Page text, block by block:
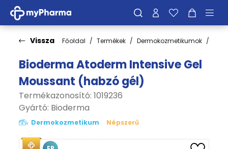
Vissza Főoldal Termékek Dermokozmetikumok
Bioderma Atoderm Intensive Gel
Moussant (habzó gél)
Termékazonosító: 1019236
Gyártó: Bioderma
Dermokozmetikum Népszerű